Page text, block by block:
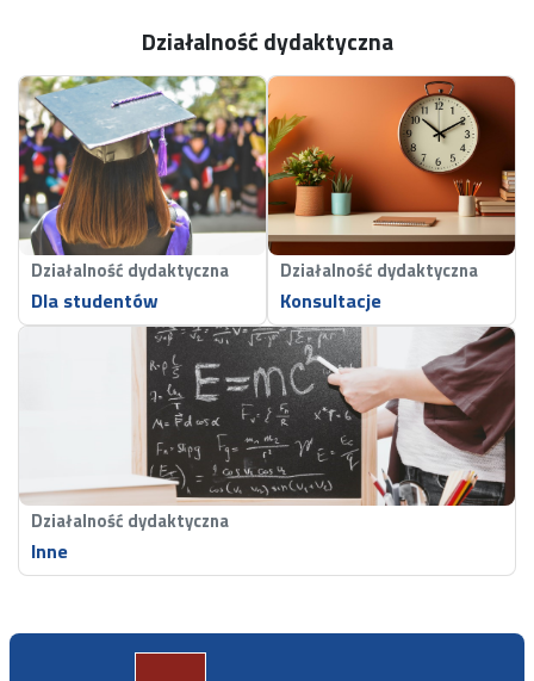
Działalność dydaktyczna
Działalność dydaktyczna
Dla studentów
Działalność dydaktyczna
Konsultacje
Działalność dydaktyczna
Inne